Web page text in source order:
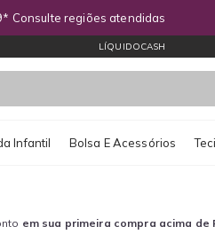
Consulte regiões atendidas
LÍQUIDOCASH
Bolsa E Acessórios
Infantil
em sua primeira compra acima de